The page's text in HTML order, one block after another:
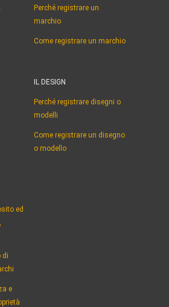
Perché registrare un
marchio
Come registrare un marchio
IL DESIGN
Perché registrare disegni o
modelli
Come registrare un disegno
o modello
ed
di
e